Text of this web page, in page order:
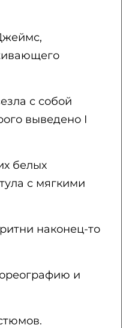
с собой
выведено I
белых
с мягкими
наконец-то
и